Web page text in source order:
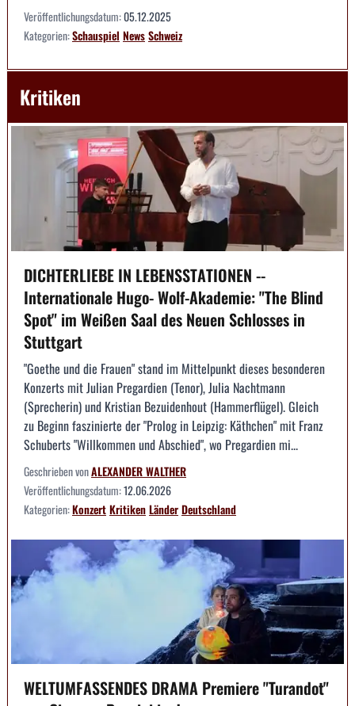
Veröffentlichungsdatum:05.12.2025
Kategorien:Schauspiel NewsSchweiz
Kritiken
DICHTERLIEBE IN LEBENSSTATIONEN --
Internationale Hugo- Wolf-Akademie: "The Blind
Spot" im Weißen Saal des Neuen Schlosses in
Stuttgart
"Goethe und die Frauen" stand im Mittelpunkt dieses besonderen
Konzerts mit Julian Pregardien (Tenor), Julia Nachtmann
(Sprecherin) und Kristian Bezuidenhout (Hammerflügel). Gleich
zu Beginn faszinierte der "Prolog in Leipzig: Käthchen" mit Franz
Schuberts "Willkommen und Abschied", wo Pregardien mi...
Geschrieben vonALEXANDER WALTHER
Veröffentlichungsdatum:12.06.2026
Kategorien:KonzertKritikenLänderDeutschland
WELTUMFASSENDES DRAMA Premiere "Turandot"